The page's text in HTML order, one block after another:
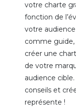
votre charte
fonction de
votre
comme guide,
créer une
de votre
audience
conseils et
représente !